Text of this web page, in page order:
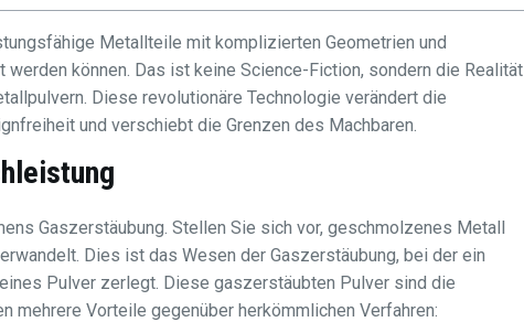
Metallteile mit komplizierten Geometrien und
können. Das ist keine Science-Fiction, sondern die Realität
Diese revolutionäre Technologie verändert die
und verschiebt die Grenzen des Machbaren.
Gaszerstäubung. Stellen Sie sich vor, geschmolzenes Metall
Dies ist das Wesen der Gaszerstäubung, bei der ein
Pulver zerlegt. Diese gaszerstäubten Pulver sind die
mehrere Vorteile gegenüber herkömmlichen Verfahren: